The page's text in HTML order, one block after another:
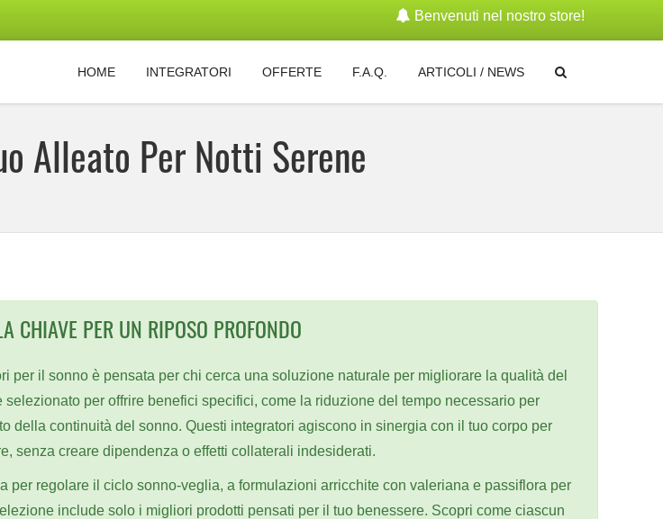
Benvenuti nel nostro store!
HOME INTEGRATORI OFFERTE F.A.Q. ARTICOLI / NEWS
Alleato Per Notti Serene
CHIAVE PER UN RIPOSO PROFONDO
per il sonno è pensata per chi cerca una soluzione naturale per migliorare la qualità del
selezionato per offrire benefici specifici, come la riduzione del tempo necessario per
della continuità del sonno. Questi integratori agiscono in sinergia con il tuo corpo per
senza creare dipendenza o effetti collaterali indesiderati.
per regolare il ciclo sonno-veglia, a formulazioni arricchite con valeriana e passiflora per
include solo i migliori prodotti pensati per il tuo benessere. Scopri come ciascun